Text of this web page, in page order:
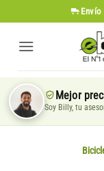
al
contenido
Mejor
Soy Billy, tu